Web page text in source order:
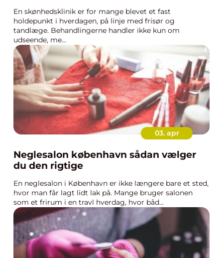
En skønhedsklinik er for mange blevet et fast
holdepunkt i hverdagen, på linje med frisør og
tandlæge. Behandlingerne handler ikke kun om
udseende, me...
03. apr
Neglesalon københavn sådan vælger
du den rigtige
En neglesalon i København er ikke længere bare et sted,
hvor man får lagt lidt lak på. Mange bruger salonen
som et frirum i en travl hverdag, hvor båd...